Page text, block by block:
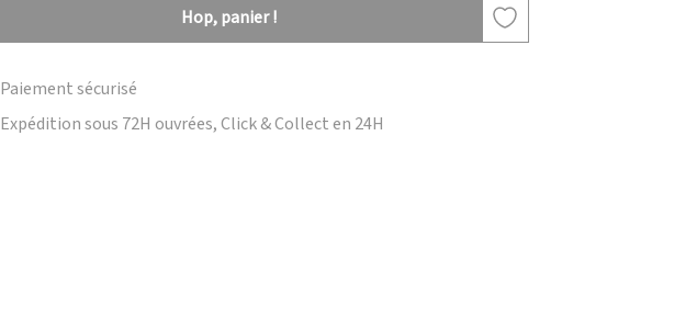
Hop, panier !
Paiement sécurisé
Expédition sous 72H ouvrées, Click & Collect en 24H